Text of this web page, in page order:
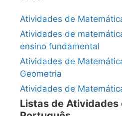
Atividades de
Atividades de
ensino fundamental
Atividades de
Geometria
Atividades de
Listas de